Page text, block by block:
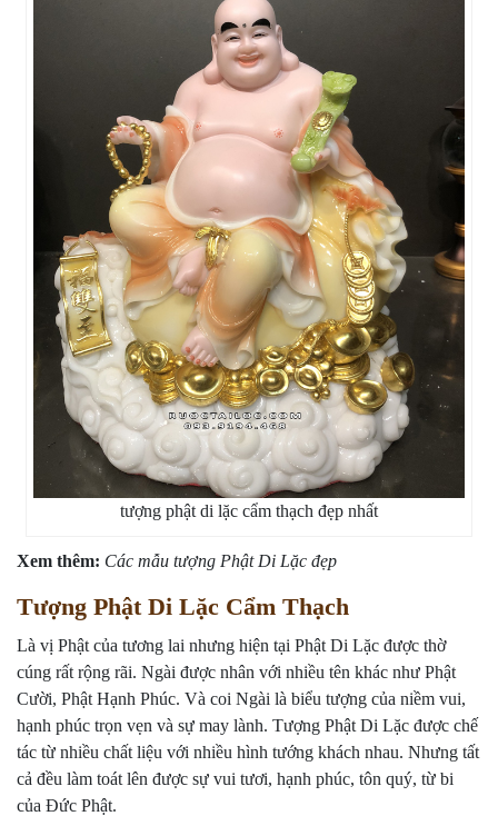
tượng phật di lặc cẩm thạch đẹp nhất
Xem thêm: Các mẫu tượng Phật Di Lặc đẹp
Tượng Phật Di Lặc Cẩm Thạch
Là vị Phật của tương lai nhưng hiện tại Phật Di Lặc được thờ
cúng rất rộng rãi. Ngài được nhân với nhiều tên khác như Phật
Cười, Phật Hạnh Phúc. Và coi Ngài là biểu tượng của niềm vui,
hạnh phúc trọn vẹn và sự may lành. Tượng Phật Di Lặc được chế
tác từ nhiều chất liệu với nhiều hình tướng khách nhau. Nhưng tất
cả đều làm toát lên được sự vui tươi, hạnh phúc, tôn quý, từ bi
của Đức Phật.